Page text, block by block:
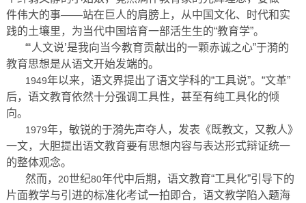
件伟大的事——站在巨人的肩膀上，从中国文化、时代和实
践的土壤里，为当代中国培育一部活生生的“教育学”。
“‘人文说’是我向当今教育贡献出的一颗赤诚之心”于漪的
教育思想是从语文开始发端的。
1949年以来，语文界提出了语文学科的“工具说”。“文革”
后，语文教育依然十分强调工具性，甚至有纯工具化的倾
向。
1979年，敏锐的于漪先声夺人，发表《既教文，又教人》
一文，大胆提出语文教育要有思想内容与表达形式辩证统一
的整体观念。
然而， 20世纪80年代中后期，语文教育“工具化”引导下的
片面教学与引进的标准化考试一拍即合，语文教学陷入题海